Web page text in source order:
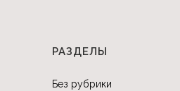
РАЗДЕЛЫ
Без рубрики